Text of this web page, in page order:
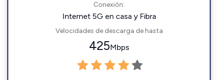
Conexión:
Internet 5G en casa y Fibra
Velocidades de descarga de hasta
425Mbps